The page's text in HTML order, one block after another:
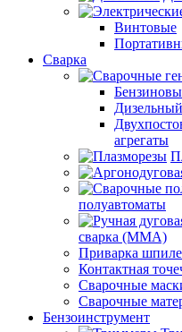
Винтовые
Сварка
агрегаты
полуавтоматы
сварка (ММА)
Приварка
Контактная
Сварочные
Сварочные
Бензоинструмент